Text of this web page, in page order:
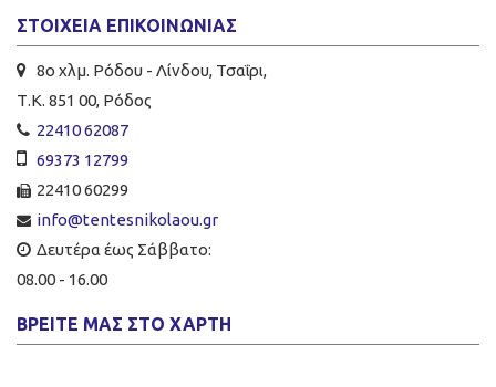
ΣΤΟΙΧΕΊΑ ΕΠΙΚΟΙΝΩΝΊΑΣ
8ο χλμ. Ρόδου - Λίνδου, Τσαΐρι,
Τ.Κ. 851 00, Ρόδος
22410 62087
69373 12799
22410 60299
info@tentesnikolaou.gr
Δευτέρα έως Σάββατο:
08.00 - 16.00
ΒΡΕΊΤΕ ΜΑΣ ΣΤΟ ΧΆΡΤΗ